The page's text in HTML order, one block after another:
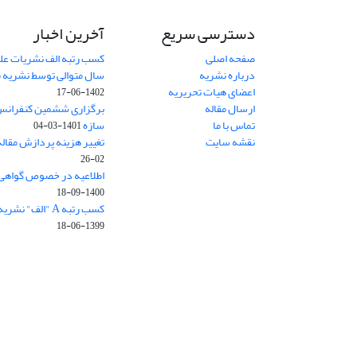
دسترسی سریع
صفحه اصلی
درباره نشریه
اعضای هیات تحریریه
ارسال مقاله
تماس با ما
نقشه سایت
آخرین اخبار
کسب رتبه الف نشریات
سال متوالی توسط
1402-06-17
برگزاری ششمین
سازه1401-03-04
تغییر هزینه پردازش
02-26
اطلاعیه در خصوص
1400-09-18
کسب رتبه A "الف" نشریه مهندسی سازه و ساخت
1399-06-18